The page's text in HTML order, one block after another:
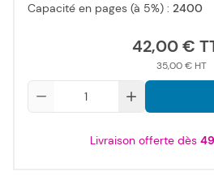
Capacité en pages (à 5%) : 2400
42,00 €
35,00 €
Livraison offerte dès